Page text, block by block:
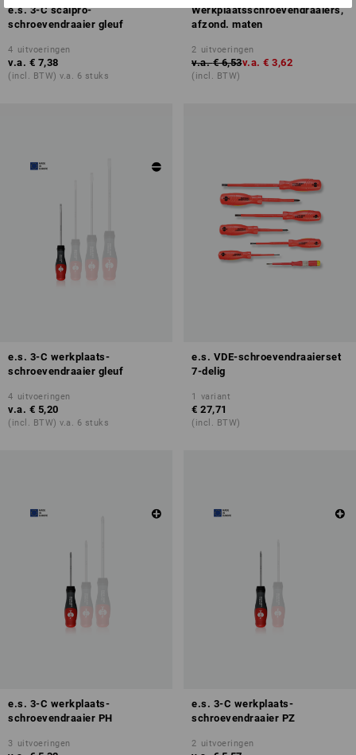
e.s. 3-C scalpro-
schroevendraaier gleuf
4 uitvoeringen
v.a. € 7,38
(incl. BTW) v.a. 6 stuks
Werkplaatsschroevendraaiers,
afzond. maten
2 uitvoeringen
v.a. € 6,53v.a. € 3,62
(incl. BTW)
e.s. 3-C werkplaats-
schroevendraaier gleuf
4 uitvoeringen
v.a. € 5,20
(incl. BTW) v.a. 6 stuks
e.s. VDE-schroevendraaierset
7-delig
1 variant
€ 27,71
(incl. BTW)
e.s. 3-C werkplaats-
schroevendraaier PH
3 uitvoeringen
e.s. 3-C werkplaats-
schroevendraaier PZ
2 uitvoeringen